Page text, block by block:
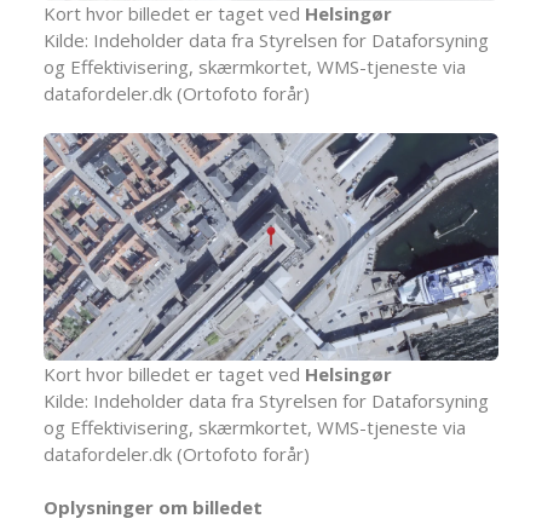
Kort hvor billedet er taget ved Helsingør
Kilde: Indeholder data fra Styrelsen for Dataforsyning
og Effektivisering, skærmkortet, WMS-tjeneste via
datafordeler.dk (Ortofoto forår)
Kort hvor billedet er taget ved Helsingør
Kilde: Indeholder data fra Styrelsen for Dataforsyning
og Effektivisering, skærmkortet, WMS-tjeneste via
datafordeler.dk (Ortofoto forår)
Oplysninger om billedet